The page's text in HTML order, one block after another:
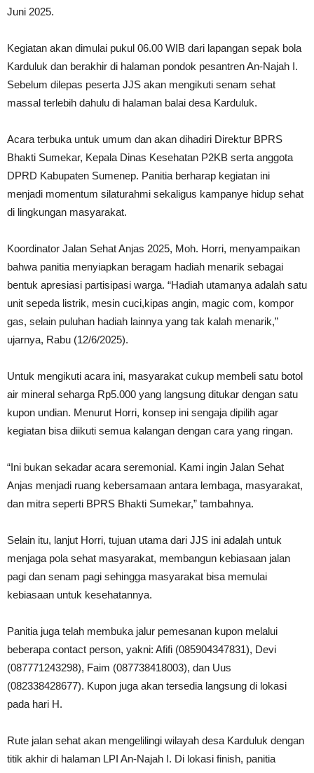
Juni 2025.
Kegiatan akan dimulai pukul 06.00 WIB dari lapangan sepak bola
Karduluk dan berakhir di halaman pondok pesantren An-Najah I.
Sebelum dilepas peserta JJS akan mengikuti senam sehat
massal terlebih dahulu di halaman balai desa Karduluk.
Acara terbuka untuk umum dan akan dihadiri Direktur BPRS
Bhakti Sumekar, Kepala Dinas Kesehatan P2KB serta anggota
DPRD Kabupaten Sumenep. Panitia berharap kegiatan ini
menjadi momentum silaturahmi sekaligus kampanye hidup sehat
di lingkungan masyarakat.
Koordinator Jalan Sehat Anjas 2025, Moh. Horri, menyampaikan
bahwa panitia menyiapkan beragam hadiah menarik sebagai
bentuk apresiasi partisipasi warga. “Hadiah utamanya adalah satu
unit sepeda listrik, mesin cuci,kipas angin, magic com, kompor
gas, selain puluhan hadiah lainnya yang tak kalah menarik,”
ujarnya, Rabu (12/6/2025).
Untuk mengikuti acara ini, masyarakat cukup membeli satu botol
air mineral seharga Rp5.000 yang langsung ditukar dengan satu
kupon undian. Menurut Horri, konsep ini sengaja dipilih agar
kegiatan bisa diikuti semua kalangan dengan cara yang ringan.
“Ini bukan sekadar acara seremonial. Kami ingin Jalan Sehat
Anjas menjadi ruang kebersamaan antara lembaga, masyarakat,
dan mitra seperti BPRS Bhakti Sumekar,” tambahnya.
Selain itu, lanjut Horri, tujuan utama dari JJS ini adalah untuk
menjaga pola sehat masyarakat, membangun kebiasaan jalan
pagi dan senam pagi sehingga masyarakat bisa memulai
kebiasaan untuk kesehatannya.
Panitia juga telah membuka jalur pemesanan kupon melalui
beberapa contact person, yakni: Afifi (085904347831), Devi
(087771243298), Faim (087738418003), dan Uus
(082338428677). Kupon juga akan tersedia langsung di lokasi
pada hari H.
Rute jalan sehat akan mengelilingi wilayah desa Karduluk dengan
titik akhir di halaman LPI An-Najah I. Di lokasi finish, panitia